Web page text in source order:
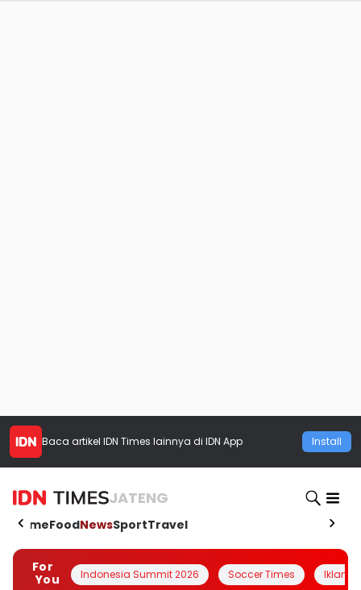
Baca artikel IDN Times lainnya di IDN App Install
JATENG
HomeFoodNewsSportTravel
For
You
Indonesia Summit 2026 Soccer Times Iklanin